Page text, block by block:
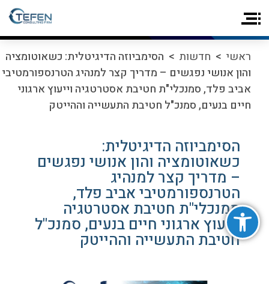
פתח סרגל נגישות
ראשי > חדשות > הסימביוזה הדיגיטלית: כשאוטומציה
והון אנושי נפגשים – מדריך קצר למנהיג הטרנספורמטיבי
אביב פלד, סמנכלי"ת חטיבת אסטרטגיה וייעוץ ארגוני
חיים בנעים, סמנכ"ל חטיבת התעשייה וההייטק
הסימביוזה הדיגיטלית:
כשאוטומציה והון אנושי נפגשים
– מדריך קצר למנהיג
הטרנספורמטיבי אביב פלד,
סמנכלי"ת חטיבת אסטרטגיה
וייעוץ ארגוני חיים בנעים, סמנכ"ל
חטיבת התעשייה וההייטק